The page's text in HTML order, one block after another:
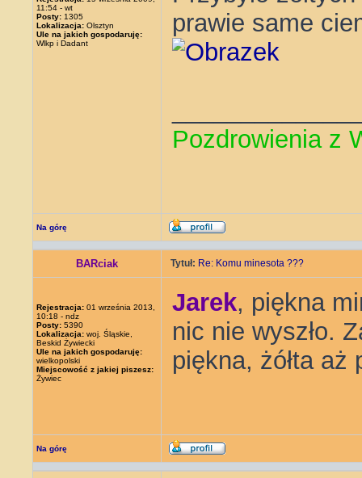
11:54 - wt
Posty: 1305
Lokalizacja: Olsztyn
Ule na jakich gospodaruję:
Wlkp i Dadant
prawie same
Pozdrowienia z
Na górę
BARciak Tytuł: Re: Komu minesota ???
Rejestracja: 01 września 2013,
10:18 - ndz
Posty: 5390
Lokalizacja: woj. Śląskie,
Beskid Żywiecki
Ule na jakich gospodaruję:
wielkopolski
Miejscowość z jakiej piszesz:
Żywiec
Jarek, piękna
nic nie wyszło.
piękna, żółta
Na górę